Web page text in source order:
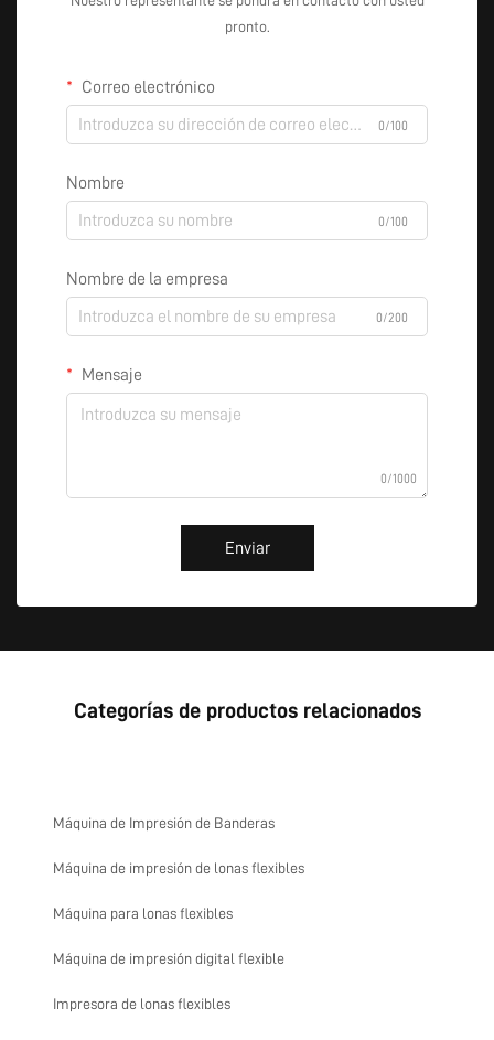
pronto.
Correo electrónico
0/100
Nombre
0/100
Nombre de la empresa
0/200
Mensaje
0/1000
Enviar
Categorías de productos relacionados
Máquina de Impresión de Banderas
Máquina de impresión de lonas flexibles
Máquina para lonas flexibles
Máquina de impresión digital flexible
Impresora de lonas flexibles